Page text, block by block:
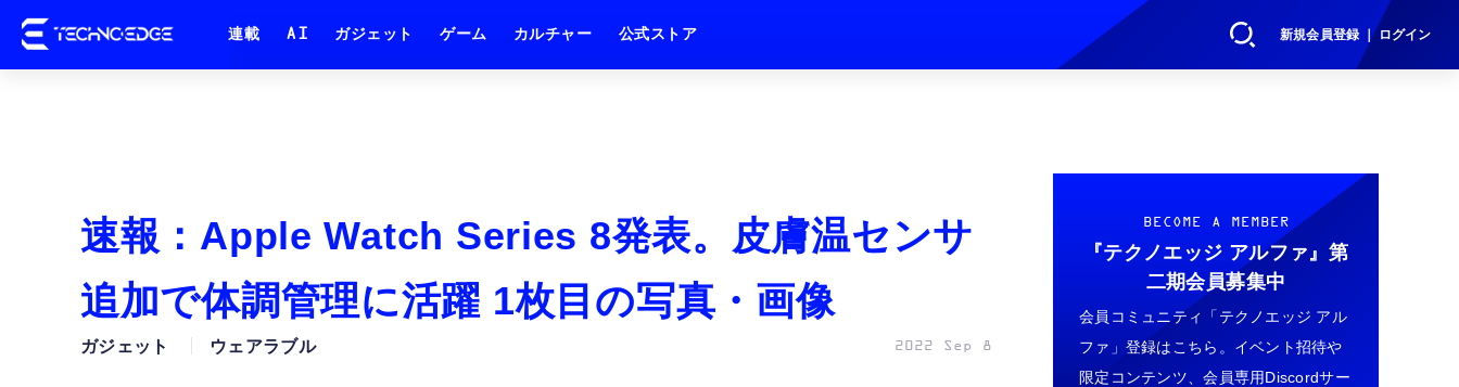
新規会員登録 ｜ ログイン
連載 AI ガジェット ゲーム カルチャー 公式ストア
速報：Apple Watch Series 8発表。皮膚温センサ
追加で体調管理に活躍 1枚目の写真・画像
ガジェット ウェアラブル 2022 Sep 8
BECOME A MEMBER
『テクノエッジ アルファ』 第
二期会員募集中
会員コミュニティ「テクノエッジ アル
ファ」登録はこちら。イベント招待や
限定コンテンツ、会員専用Discordサー